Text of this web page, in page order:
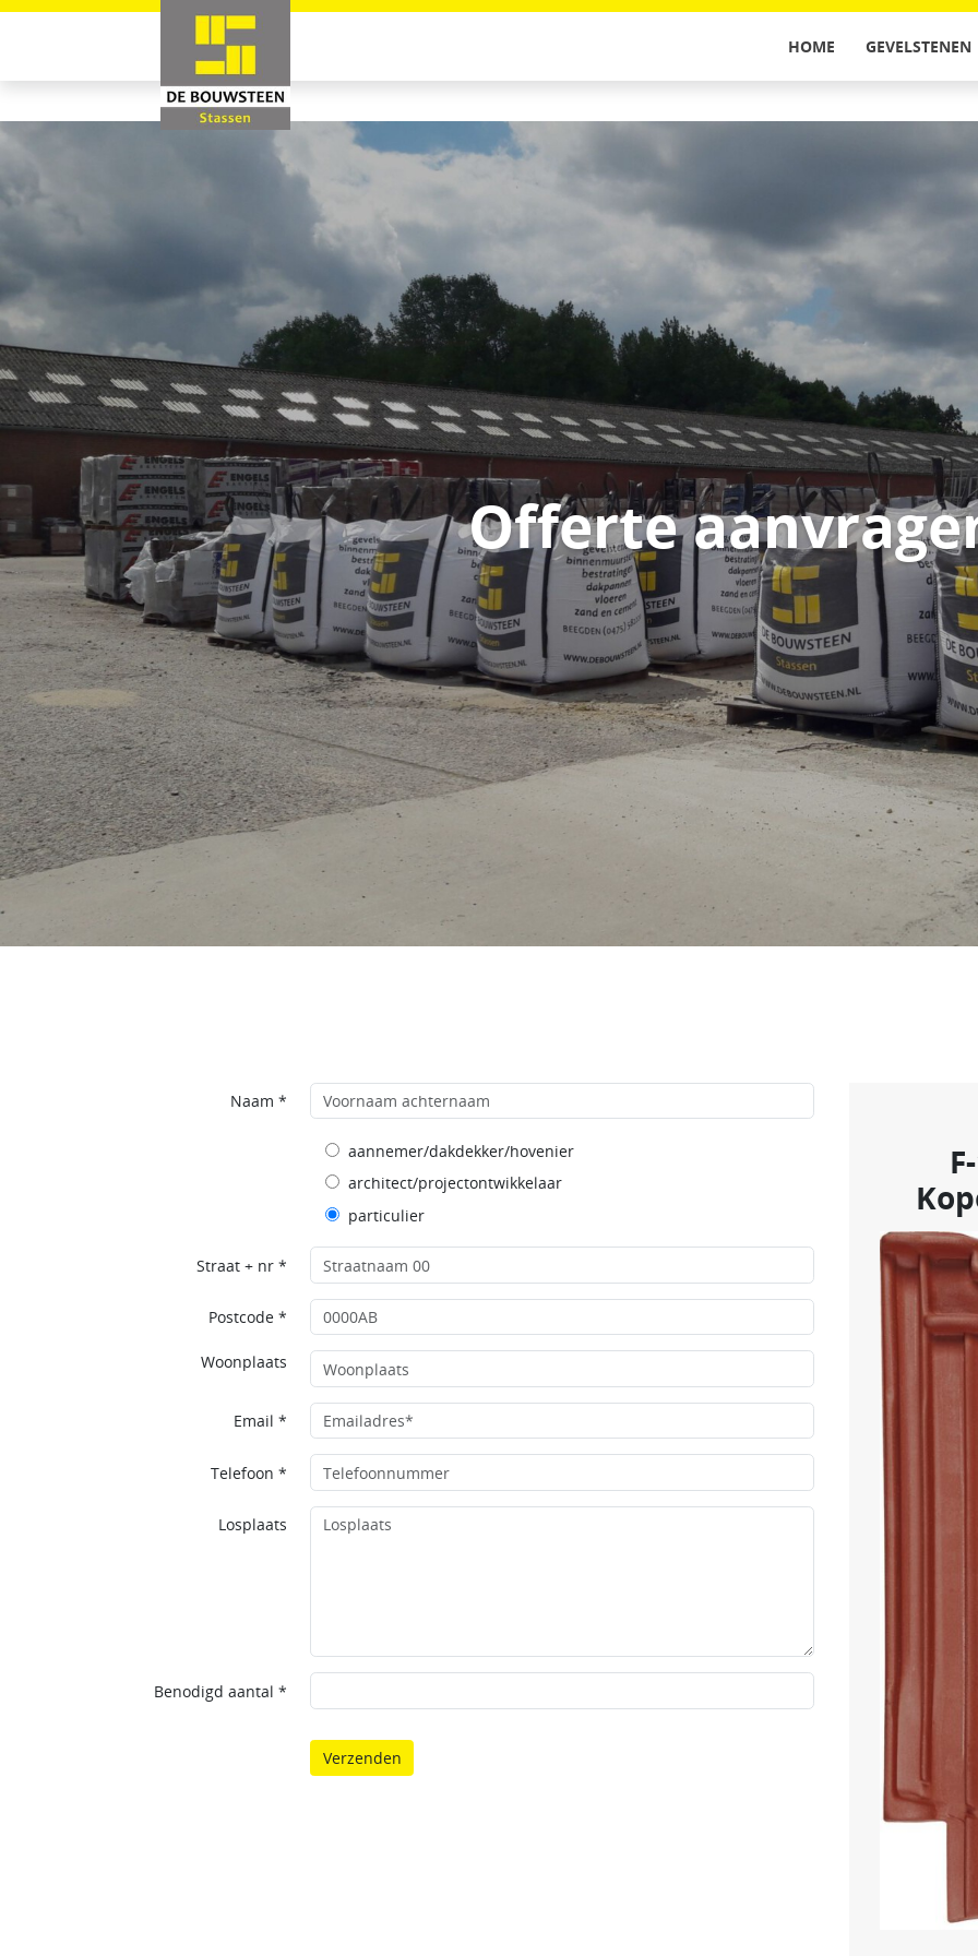
HOME GEVELSTENEN
Offerte
Naam *
aannemer/dakdekker/hovenier
architect/projectontwikkelaar
particulier
Straat + nr *
Postcode *
Woonplaats
Email *
Telefoon *
Losplaats
Benodigd aantal *
Verzenden